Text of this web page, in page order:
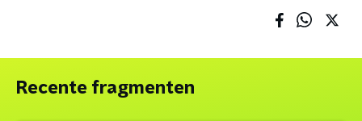
Recente fragmenten